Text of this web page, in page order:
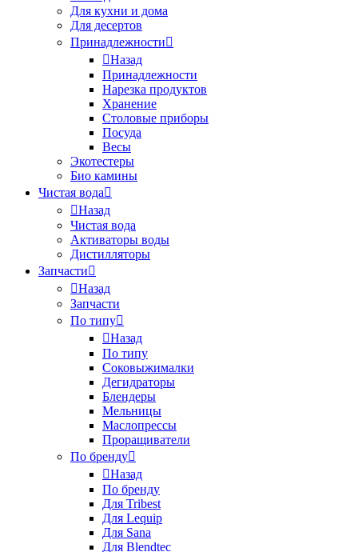
Для кухни и дома
Для десертов
Принадлежности
Назад
Принадлежности
Нарезка продуктов
Хранение
Столовые приборы
Посуда
Весы
Экотестеры
Био камины
Чистая вода
Назад
Чистая вода
Активаторы воды
Дистилляторы
Запчасти
Назад
Запчасти
По типу
Назад
По типу
Соковыжималки
Дегидраторы
Блендеры
Мельницы
Маслопрессы
Проращиватели
По бренду
Назад
По бренду
Для Tribest
Для Lequip
Для Sana
Для Blendtec